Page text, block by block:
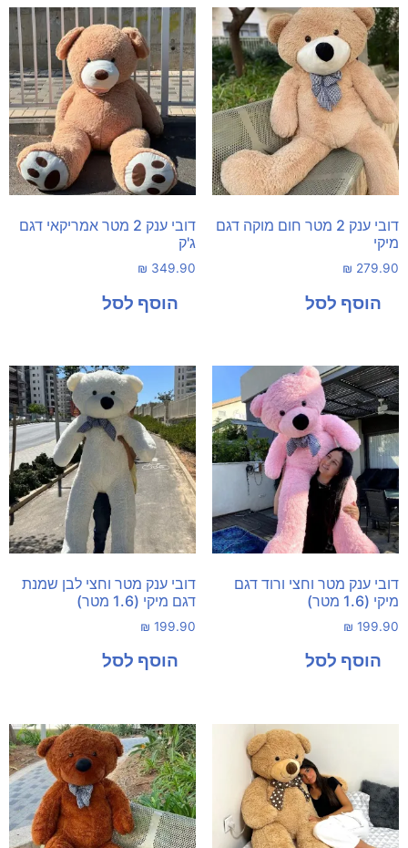
דובי ענק 2 מטר חום מוקה דגם
מיקי
₪ 279.90
דובי ענק 2 מטר אמריקאי דגם
ג'ק
₪ 349.90
דובי ענק מטר וחצי ורוד דגם
מיקי (1.6 מטר)
₪ 199.90
דובי ענק מטר וחצי לבן שמנת
דגם מיקי (1.6 מטר)
₪ 199.90